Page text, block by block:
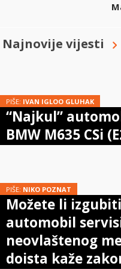
Najnovije vijesti
PIŠE: IVAN IGLOO GLUHAK
“Najkul”
BMW M635 CSi
PIŠE: NIKO POZNAT
Možete li
automobil
neovlaštenog
doista kaže